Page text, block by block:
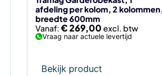
afdeling per kolom, 2
breedte 600mm
Vanaf:€269,00
Vraag naar actuele levertijd
Bekijk product
productpagina